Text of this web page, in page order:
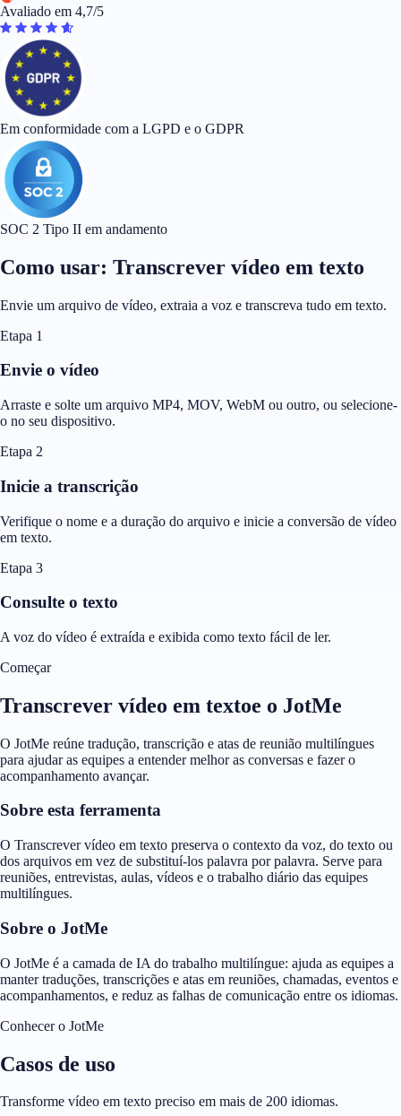
Avaliado em 4,7/5
Em conformidade com a LGPD e o GDPR
SOC 2 Tipo II em andamento
Como usar: Transcrever vídeo em texto
Envie um arquivo de vídeo, extraia a voz e transcreva tudo em texto.
Etapa 1
Envie o vídeo
Arraste e solte um arquivo MP4, MOV, WebM ou outro, ou selecione-
o no seu dispositivo.
Etapa 2
Inicie a transcrição
Verifique o nome e a duração do arquivo e inicie a conversão de vídeo
em texto.
Etapa 3
Consulte o texto
A voz do vídeo é extraída e exibida como texto fácil de ler.
Começar
Transcrever vídeo em textoe o JotMe
O JotMe reúne tradução, transcrição e atas de reunião multilíngues
para ajudar as equipes a entender melhor as conversas e fazer o
acompanhamento avançar.
Sobre esta ferramenta
O Transcrever vídeo em texto preserva o contexto da voz, do texto ou
dos arquivos em vez de substituí-los palavra por palavra. Serve para
reuniões, entrevistas, aulas, vídeos e o trabalho diário das equipes
multilíngues.
Sobre o JotMe
O JotMe é a camada de IA do trabalho multilíngue: ajuda as equipes a
manter traduções, transcrições e atas em reuniões, chamadas, eventos e
acompanhamentos, e reduz as falhas de comunicação entre os idiomas.
Conhecer o JotMe
Casos de uso
Transforme vídeo em texto preciso em mais de 200 idiomas.